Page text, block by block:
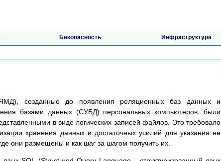
Безопасность Инфраструктура
созданные до появления реляционных баз данных и
базами данных (СУБД) персональных компьютеров, были
в виде логических записей файлов. Это требовало
хранения данных и достаточных усилий для указания не
они размещены и как шаг за шагом получить их.